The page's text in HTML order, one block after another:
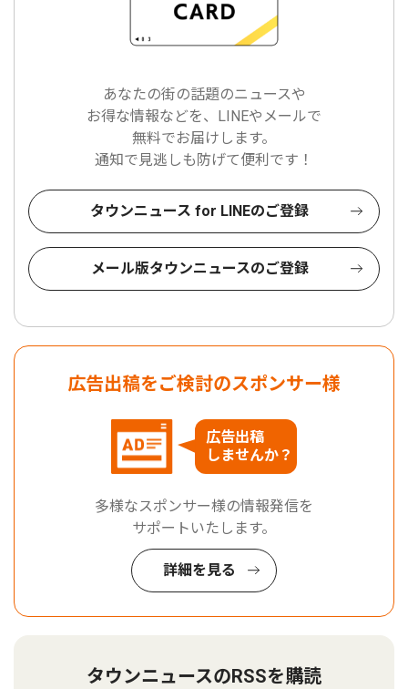
あなたの街の話題のニュースや
お得な情報などを、LINEやメールで
無料でお届けします。
通知で見逃しも防げて便利です！
タウンニュース for LINEのご登録
メール版タウンニュースのご登録
広告出稿をご検討のスポンサー様
広告出稿
しませんか？
多様なスポンサー様の情報発信を
サポートいたします。
詳細を見る
タウンニュースのRSSを購読